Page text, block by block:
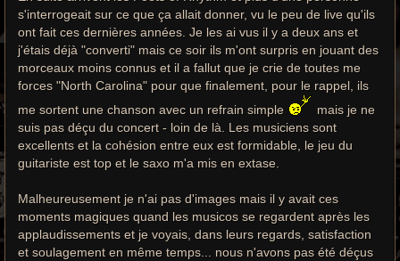
s'interrogeait sur ce que ça allait donner, vu le peu de live qu'ils
ont fait ces dernières années. Je les ai vus il y a deux ans et
j'étais déjà "converti" mais ce soir ils m'ont surpris en jouant des
morceaux moins connus et il a fallut que je crie de toutes me
forces "North Carolina" pour que finalement, pour le rappel, ils
me sortent une chanson avec un refrain simple
mais je ne
suis pas déçu du concert - loin de là. Les musiciens sont
excellents et la cohésion entre eux est formidable, le jeu du
guitariste est top et le saxo m'a mis en extase.
Malheureusement je n'ai pas d'images mais il y avait ces
moments magiques quand les musicos se regardent après les
applaudissements et je voyais, dans leurs regards, satisfaction
et soulagement en même temps... nous n'avons pas été déçus